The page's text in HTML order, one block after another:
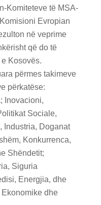
Komiteteve të MSA-
Evropian
në veprime
që do të
Kosovës.
përmes takimeve
përkatëse:
Inovacioni,
Sociale,
Industria, Doganat
Konkurrenca,
Shëndetit;
Siguria
Energjia, dhe
dhe